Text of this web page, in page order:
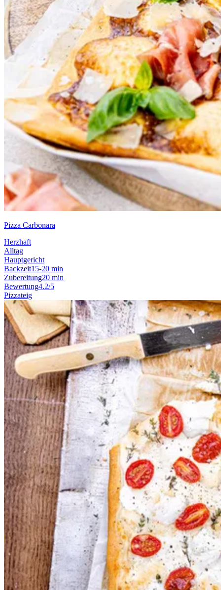
Pizza Carbonara
Herzhaft
Alltag
Hauptgericht
Backzeit15-20 min
Zubereitung20 min
Bewertung4.2/5
Pizzateig